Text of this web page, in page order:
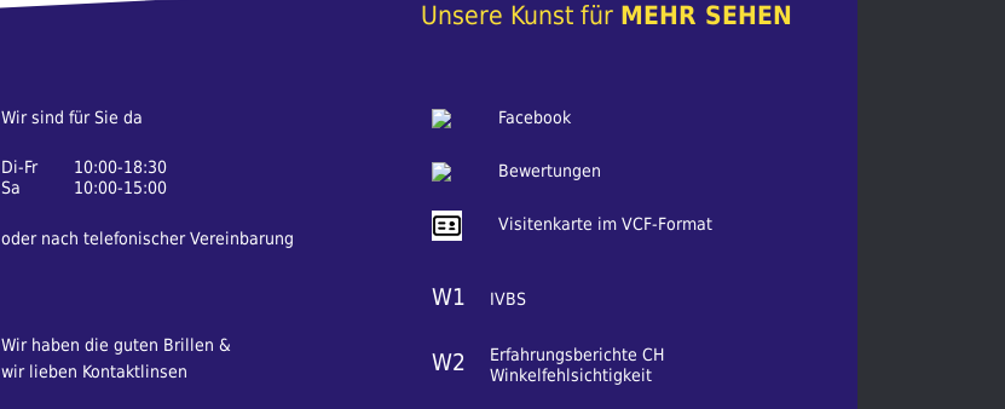
Unsere Kunst für MEHR SEHEN
Wir sind für Sie da
Di-Fr
10:00-18:30
Sa
10:00-15:00
oder nach telefonischer Vereinbarung
Wir haben die guten Brillen &
wir lieben Kontaktlinsen
Facebook
Bewertungen
Visitenkarte im VCF-Format
W1 IVBS
W2
Erfahrungsberichte CH
Winkelfehlsichtigkeit